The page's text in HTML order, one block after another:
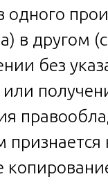
одного
в другом
без
или
признается